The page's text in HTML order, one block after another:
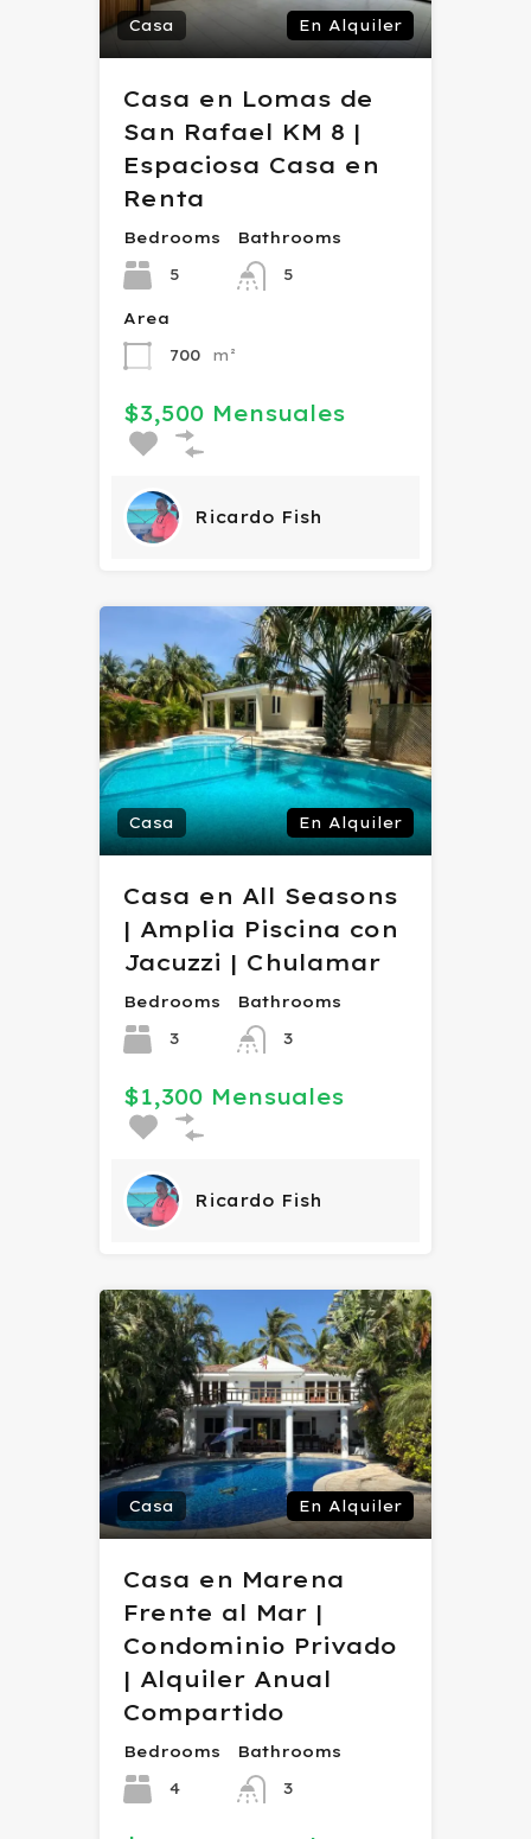
Casa En Alquiler
Casa en Lomas de
San Rafael KM 8 |
Espaciosa Casa en
Renta
Bedrooms
5
Bathrooms
5
Area
700
m²
$3,500 Mensuales
Ricardo Fish
Casa En Alquiler
Casa en All Seasons
| Amplia Piscina con
Jacuzzi | Chulamar
Bedrooms
3
Bathrooms
3
$1,300 Mensuales
Ricardo Fish
Casa En Alquiler
Casa en Marena
Frente al Mar |
Condominio Privado
| Alquiler Anual
Compartido
Bedrooms
4
Bathrooms
3